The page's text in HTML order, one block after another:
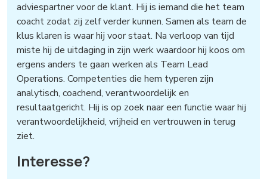
adviespartner voor de klant. Hij is iemand die het team
coacht zodat zij zelf verder kunnen. Samen als team de
klus klaren is waar hij voor staat. Na verloop van tijd
miste hij de uitdaging in zijn werk waardoor hij koos om
ergens anders te gaan werken als Team Lead
Operations. Competenties die hem typeren zijn
analytisch, coachend, verantwoordelijk en
resultaatgericht. Hij is op zoek naar een functie waar hij
verantwoordelijkheid, vrijheid en vertrouwen in terug
ziet.
Interesse?